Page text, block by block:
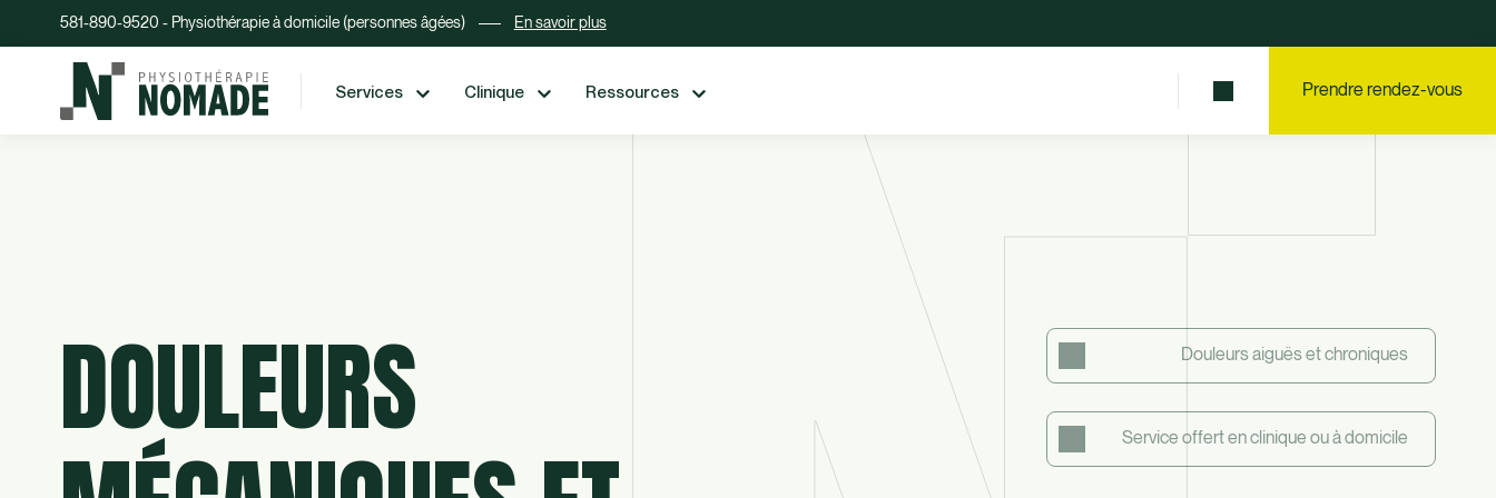
581-890-9520 - Physiothérapie à domicile (personnes âgées) En savoir plus
Services Clinique Ressources Prendre rendez-vous
DOULEURS Douleurs aiguës et chroniques
Service offert en clinique ou à domicile